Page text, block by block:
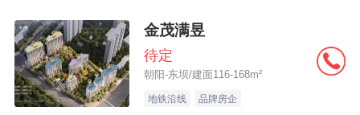
金茂满昱
待定
朝阳-东坝/建面116-168m²
地铁沿线 品牌房企